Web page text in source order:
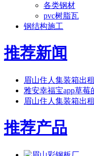
各类钢材
pvc树脂瓦
钢结构施工
推荐新闻
眉山住人集装箱出租
雅安幸福宝app草莓
眉山住人集装箱出租
推荐产品